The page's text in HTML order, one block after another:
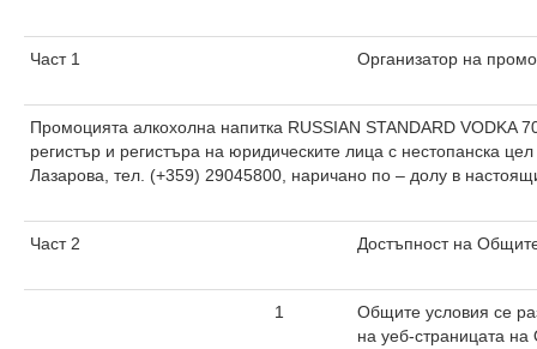
Част 1 Организатор на
Промоцията алкохолна напитка RUSSIAN STANDARD VODKA
регистър и регистъра на юридическите лица с
Лазарова, тел. (+359) 29045800, наричано по – долу в
Част 2 Достъпност на
1
Общите условия се
на уеб-страницата